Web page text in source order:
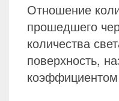
Отношение
прошедшего
количества
поверхность,